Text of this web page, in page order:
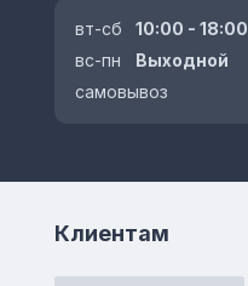
вт-сб
10:00 - 18:00
вс-пн
Выходной
самовывоз
Клиентам